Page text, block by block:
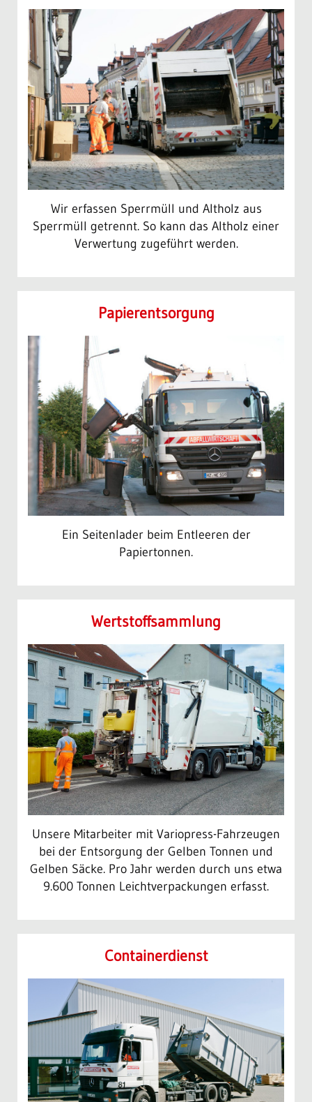
Wir erfassen Sperrmüll und Altholz aus
Sperrmüll getrennt. So kann das Altholz einer
Verwertung zugeführt werden.
Papier­entsorgung
Ein Seitenlader beim Entleeren der
Papiertonnen.
Wertstoff­sammlung
Unsere Mitarbeiter mit Variopress-Fahrzeugen
bei der Entsorgung der Gelben Tonnen und
Gelben Säcke. Pro Jahr werden durch uns etwa
9.600 Tonnen Leichtverpackungen erfasst.
Container­dienst